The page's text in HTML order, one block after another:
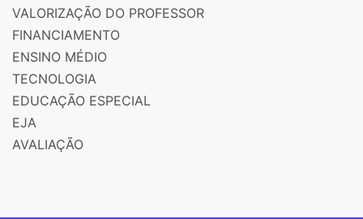
VALORIZAÇÃO DO PROFESSOR
FINANCIAMENTO
ENSINO MÉDIO
TECNOLOGIA
EDUCAÇÃO ESPECIAL
EJA
AVALIAÇÃO